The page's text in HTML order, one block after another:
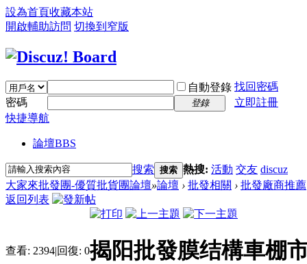
設為首頁收藏本站
開啟輔助訪問 切換到窄版
自動登錄 找回密碼
密碼
登錄
立即註冊
快捷導航
論壇BBS
搜索 搜索 熱搜: 活動 交友 discuz
大家來批發團-優質批貨團論壇»論壇 › 批發相關 › 批發廠商推薦
返回列表
查看: 2394|回復: 0揭阳批發膜结構車棚